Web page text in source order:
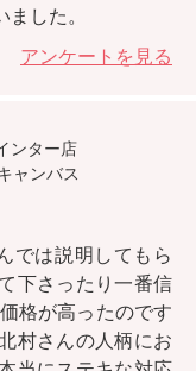
した。
アンケートを見る
ンター店
ャンバス
では説明してもら
下さったり一番信
格が高ったのです
村さんの人柄にお